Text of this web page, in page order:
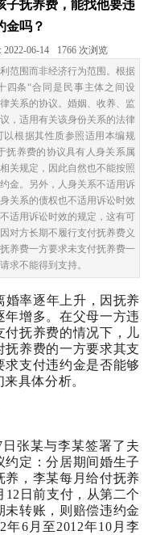
子抚养费，能找他要违
金吗？
2022-06-14 1766 次浏览
范围而非经济行为范围。根据
四条“合同是民事主体之间设
关系的协议。婚姻、收养、监
，适用有关该身份关系的法律
以根据其性质参照适用本编规
抚养费的协议具有人身关系属
关规定，因此自然也不能按照
金。另外，人身关系不适用诉
关系的债权也不适用诉讼时效
适用诉讼时效的规定，这有可
对方长期不履行支付抚养费义
养费一方要求未支付抚养费一
求不能得到支持。
婚率逐年上升，因抚养
年增多。在父母一方违
付抚养费的情况下，儿
抚养费的一方要求其支
求支付违约金是否能够
具体分析。
日张某与李某签署了夫
约定：分居期间婚生子
养，李某每月给付抚养
12日前支付，从第二个
未转账，则赔偿违约金
年6月至2012年10月李